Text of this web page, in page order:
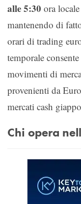
alle 5:30 ora
mantenendo di
orari di trading
temporale
movimenti di
provenienti da
mercati cash
Chi opera